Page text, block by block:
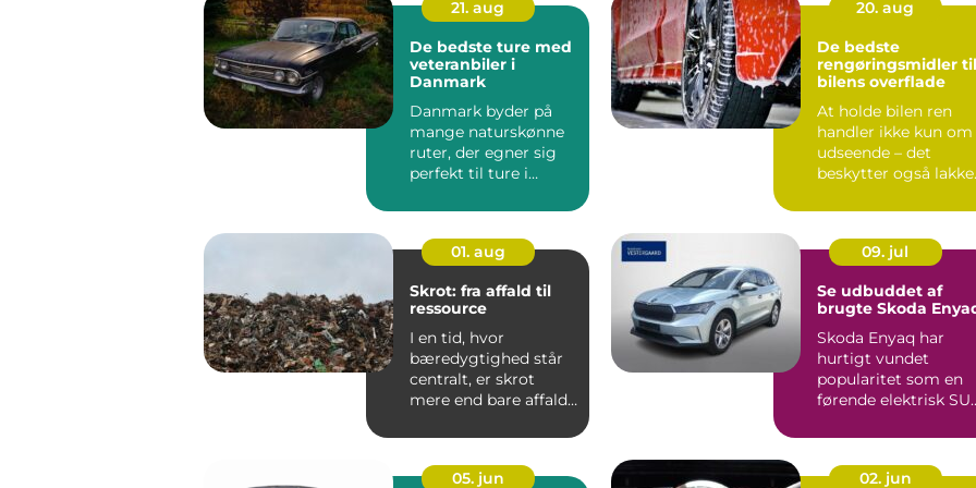
21. aug
De bedste ture med
veteranbiler i
Danmark
Danmark byder på
mange naturskønne
ruter, der egner sig
perfekt til ture i
20. aug
De bedste
rengøringsmidler til
bilens overflade
At holde bilen ren
handler ikke kun om
udseende – det
beskytter også
01. aug
Skrot: fra affald til
ressource
I en tid, hvor
bæredygtighed står
centralt, er skrot
mere end bare affald.
09. jul
Se udbuddet af
brugte Skoda
Skoda Enyaq har
hurtigt vundet
popularitet som en
førende elektrisk
avanc...
05. jun
02. jun